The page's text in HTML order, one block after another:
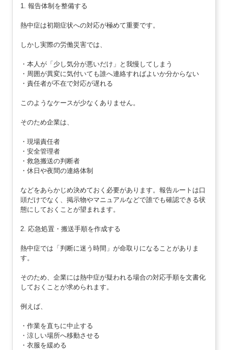
1. 報告体制を整備する
熱中症は初期症状への対応が極めて重要です。
しかし実際の労働災害では、
・本人が「少し気分が悪いだけ」と我慢してしまう
・周囲が異変に気付いても誰へ連絡すればよいか分からない
・責任者が不在で対応が遅れる
このようなケースが少なくありません。
そのため企業は、
・現場責任者
・安全管理者
・救急搬送の判断者
・休日や夜間の連絡体制
などをあらかじめ決めておく必要があります。報告ルートは口
頭だけでなく、掲示物やマニュアルなどで誰でも確認できる状
態にしておくことが望まれます。
2. 応急処置・搬送手順を作成する
熱中症では「判断に迷う時間」が命取りになることがありま
す。
そのため、企業には熱中症が疑われる場合の対応手順を文書化
しておくことが求められます。
例えば、
・作業を直ちに中止する
・涼しい場所へ移動させる
・衣服を緩める